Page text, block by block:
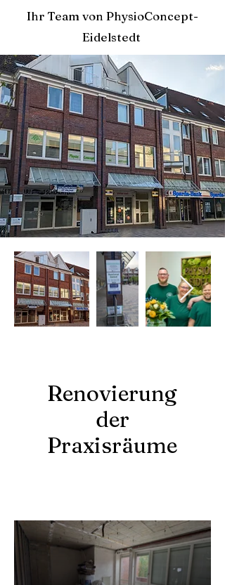
Ihr Team von PhysioConcept-
Eidelstedt
Renovierung
der
Praxisräume